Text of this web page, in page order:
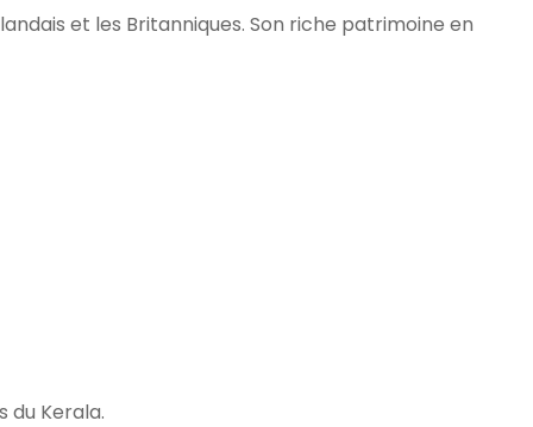
et les Britanniques. Son riche patrimoine en
du Kerala.